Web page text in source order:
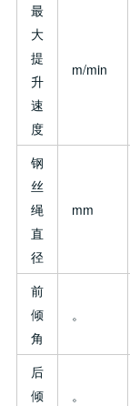
最
大
提
升
速
度
m/min
钢
丝
绳
直
径
mm
前
倾
角
。
后
倾
。